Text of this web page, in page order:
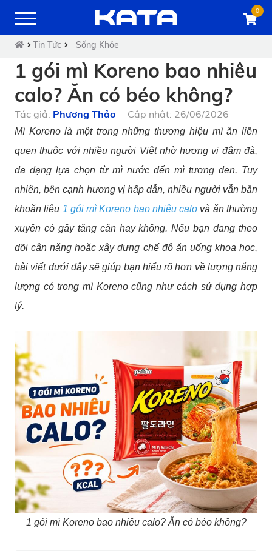
0
Tin Tức Sống Khỏe
1 gói mì Koreno bao nhiêu
calo? Ăn có béo không?
Tác giả: Phương Thảo Cập nhật: 26/06/2026
Mì Koreno là một trong những thương hiệu mì ăn liền
quen thuộc với nhiều người Việt nhờ hương vị đậm đà,
đa dạng lựa chọn từ mì nước đến mì tương đen. Tuy
nhiên, bên cạnh hương vị hấp dẫn, nhiều người vẫn băn
khoăn liệu 1 gói mì Koreno bao nhiêu calo và ăn thường
xuyên có gây tăng cân hay không. Nếu bạn đang theo
dõi cân nặng hoặc xây dựng chế độ ăn uống khoa học,
bài viết dưới đây sẽ giúp bạn hiểu rõ hơn về lượng năng
lượng có trong mì Koreno cũng như cách sử dụng hợp
lý.
1 gói mì Koreno bao nhiêu calo? Ăn có béo không?